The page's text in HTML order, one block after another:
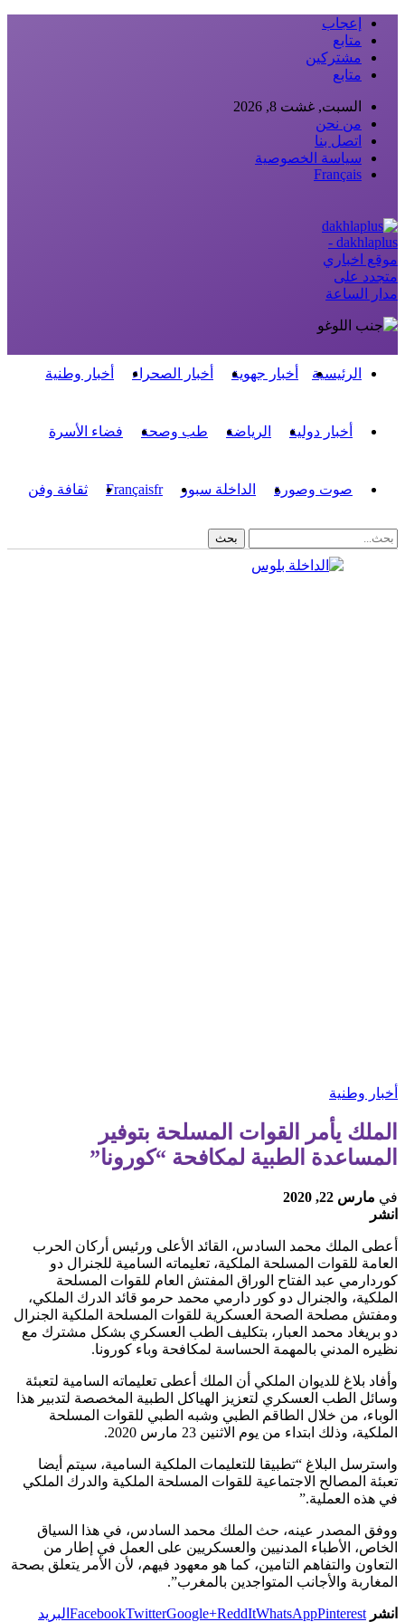
إعجاب
متابع
مشتركين
متابع
السبت, غشت 8, 2026
من نحن
اتصل بنا
سياسة الخصوصية
Français
dakhlaplus -
موقع اخباري
متجدد على
مدار الساعة
الرئيسية أخبار جهوية أخبار الصحراء أخبار وطنية
أخبار دولية الرياضة طب وصحة فضاء الأسرة
صوت وصورة الداخلة سبور Françaisfr ثقافة وفن
أخبار وطنية
الملك يأمر القوات المسلحة بتوفير
المساعدة الطبية لمكافحة “كورونا”
في مارس 22, 2020
انشر
أعطى الملك محمد السادس، القائد الأعلى ورئيس أركان الحرب
العامة للقوات المسلحة الملكية، تعليماته السامية للجنرال دو
كوردارمي عبد الفتاح الوراق المفتش العام للقوات المسلحة
الملكية، والجنرال دو كور دارمي محمد حرمو قائد الدرك الملكي،
ومفتش مصلحة الصحة العسكرية للقوات المسلحة الملكية الجنرال
دو بريغاد محمد العبار، بتكليف الطب العسكري بشكل مشترك مع
نظيره المدني بالمهمة الحساسة لمكافحة وباء كورونا.
وأفاد بلاغ للديوان الملكي أن الملك أعطى تعليماته السامية لتعبئة
وسائل الطب العسكري لتعزيز الهياكل الطبية المخصصة لتدبير هذا
الوباء، من خلال الطاقم الطبي وشبه الطبي للقوات المسلحة
الملكية، وذلك ابتداء من يوم الاثنين 23 مارس 2020.
واسترسل البلاغ “تطبيقا للتعليمات الملكية السامية، سيتم أيضا
تعبئة المصالح الاجتماعية للقوات المسلحة الملكية والدرك الملكي
في هذه العملية.”
ووفق المصدر عينه، حث الملك محمد السادس، في هذا السياق
الخاص، الأطباء المدنيين والعسكريين على العمل في إطار من
التعاون والتفاهم التامين، كما هو معهود فيهم، لأن الأمر يتعلق بصحة
المغاربة والأجانب المتواجدين بالمغرب”.
انشر FacebookTwitterGoogle+ReddItWhatsAppPinterest البريد